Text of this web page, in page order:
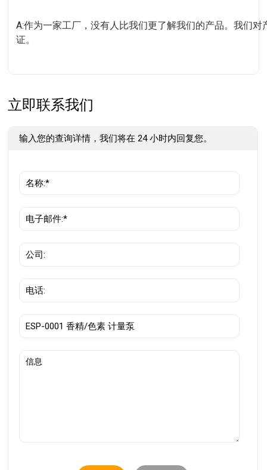
A:作为一家工厂，没有人比我们更了解我们的产品。我们
证。
立即联系我们
输入您的查询详情，我们将在 24 小时内回复您。